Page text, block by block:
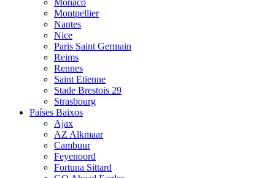
Monaco
Montpellier
Nantes
Nice
Paris Saint Germain
Reims
Rennes
Saint Etienne
Stade Brestois 29
Strasbourg
Países Baixos
Ajax
AZ Alkmaar
Cambuur
Feyenoord
Fortuna Sittard